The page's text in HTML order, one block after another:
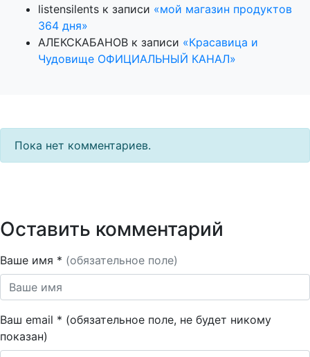
listensilents к записи «мой магазин продуктов
364 дня»
АЛЕКСКАБАНОВ к записи «Красавица и
Чудовище ОФИЦИАЛЬНЫЙ КАНАЛ»
Пока нет комментариев.
Оставить комментарий
Ваше имя * (обязательное поле)
Ваш email * (обязательное поле, не будет никому
показан)